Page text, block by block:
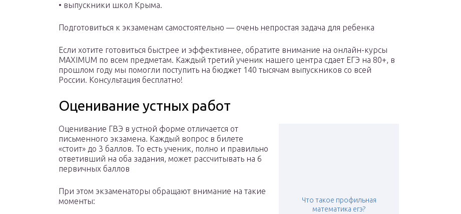
• выпускники школ Крыма.
Подготовиться к экзаменам самостоятельно — очень непростая задача для ребенка
Если хотите готовиться быстрее и эффективнее, обратите внимание на онлайн-курсы
MAXIMUM по всем предметам. Каждый третий ученик нашего центра сдает ЕГЭ на 80+, в
прошлом году мы помогли поступить на бюджет 140 тысячам выпускников со всей
России. Консультация бесплатно!
Оценивание устных работ
Что такое профильная
математика егэ?
Оценивание ГВЭ в устной форме отличается от
письменного экзамена. Каждый вопрос в билете
«стоит» до 3 баллов. То есть ученик, полно и правильно
ответивший на оба задания, может рассчитывать на 6
первичных баллов
При этом экзаменаторы обращают внимание на такие
моменты: